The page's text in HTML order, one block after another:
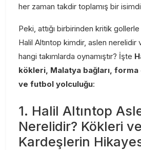
her zaman takdir toplamış bir
Peki, attığı birbirinden kritik gollerle
Halil Altıntop kimdir, aslen
hangi takımlarda oynamıştır? İşte
kökleri, Malatya bağları,
ve futbol yolculuğu:
1. Halil Altıntop
Nerelidir? Kökleri
Kardeşlerin